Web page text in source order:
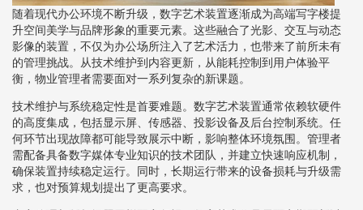
随着现代办公环境不断升级，数字艺术装置逐渐成为高端写字楼提
升空间美学与品牌形象的重要元素。这些融合了光影、交互与动态
影像的装置，不仅为办公场所注入了艺术活力，也带来了前所未有
的管理挑战。从技术维护到内容更新，从能耗控制到用户体验平
衡，物业管理者需要面对一系列复杂的新课题。
技术维护与系统稳定性是首要难题。数字艺术装置通常依赖软硬件
的高度集成，包括显示屏、传感器、投影设备及后台控制系统。任
何环节出现故障都可能导致展示中断，影响整体环境氛围。管理者
需配备具备数字媒体专业知识的技术团队，并建立快速响应机制，
确保装置持续稳定运行。同时，长期运行带来的设备损耗与升级需
求，也对预算规划提出了更高要求。